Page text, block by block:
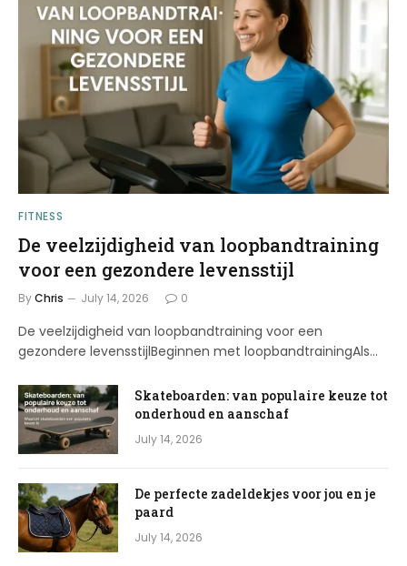
FITNESS
De veelzijdigheid van loopbandtraining
voor een gezondere levensstijl
ByChris July 14, 2026 0
De veelzijdigheid van loopbandtraining voor een
gezondere levensstijlBeginnen met loopbandtrainingAls…
Skateboarden: van populaire keuze tot
onderhoud en aanschaf
July 14, 2026
De perfecte zadeldekjes voor jou en je
paard
July 14, 2026